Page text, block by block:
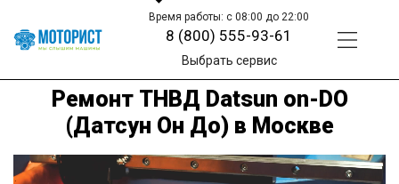
Время работы: с 08:00 до 22:00
8 (800) 555-93-61
Выбрать сервис
Ремонт ТНВД Datsun on-DO
(Датсун Он До) в Москве